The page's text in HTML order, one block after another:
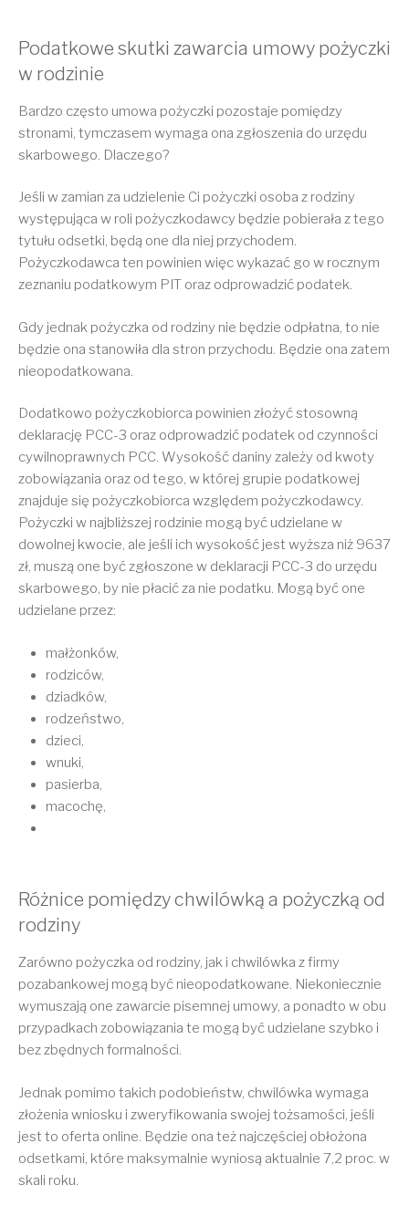
Podatkowe skutki zawarcia umowy pożyczki
w rodzinie
Bardzo często umowa pożyczki pozostaje pomiędzy
stronami, tymczasem wymaga ona zgłoszenia do urzędu
skarbowego. Dlaczego?
Jeśli w zamian za udzielenie Ci pożyczki osoba z rodziny
występująca w roli pożyczkodawcy będzie pobierała z tego
tytułu odsetki, będą one dla niej przychodem.
Pożyczkodawca ten powinien więc wykazać go w rocznym
zeznaniu podatkowym PIT oraz odprowadzić podatek.
Gdy jednak pożyczka od rodziny nie będzie odpłatna, to nie
będzie ona stanowiła dla stron przychodu. Będzie ona zatem
nieopodatkowana.
Dodatkowo pożyczkobiorca powinien złożyć stosowną
deklarację PCC-3 oraz odprowadzić podatek od czynności
cywilnoprawnych PCC. Wysokość daniny zależy od kwoty
zobowiązania oraz od tego, w której grupie podatkowej
znajduje się pożyczkobiorca względem pożyczkodawcy.
Pożyczki w najbliższej rodzinie mogą być udzielane w
dowolnej kwocie, ale jeśli ich wysokość jest wyższa niż 9637
zł, muszą one być zgłoszone w deklaracji PCC-3 do urzędu
skarbowego, by nie płacić za nie podatku. Mogą być one
udzielane przez:
małżonków,
rodziców,
dziadków,
rodzeństwo,
dzieci,
wnuki,
pasierba,
macochę,
Różnice pomiędzy chwilówką a pożyczką od
rodziny
Zarówno pożyczka od rodziny, jak i chwilówka z firmy
pozabankowej mogą być nieopodatkowane. Niekoniecznie
wymuszają one zawarcie pisemnej umowy, a ponadto w obu
przypadkach zobowiązania te mogą być udzielane szybko i
bez zbędnych formalności.
Jednak pomimo takich podobieństw, chwilówka wymaga
złożenia wniosku i zweryfikowania swojej tożsamości, jeśli
jest to oferta online. Będzie ona też najczęściej obłożona
odsetkami, które maksymalnie wyniosą aktualnie 7,2 proc. w
skali roku.